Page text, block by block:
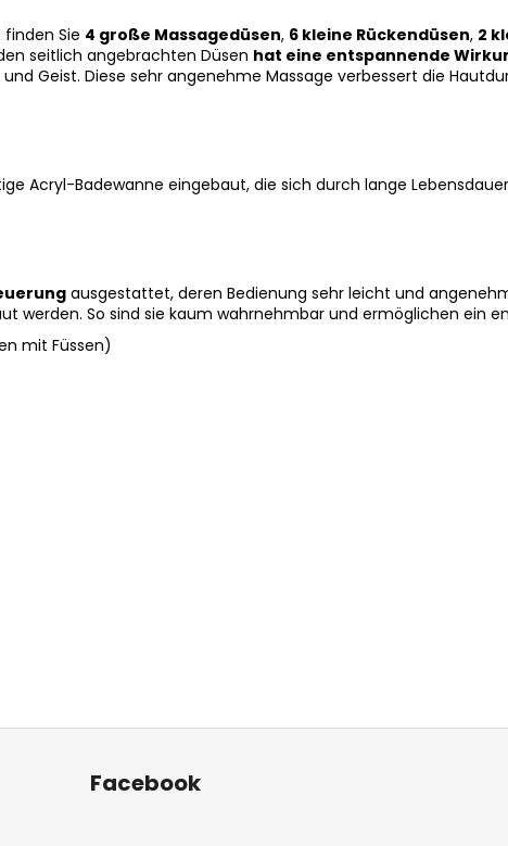
Sie 4 große Massagedüsen, 6 kleine Rückendüsen, 2
seitlich angebrachten Düsen hat eine entspannende
Geist. Diese sehr angenehme Massage verbessert die
Acryl-Badewanne eingebaut, die sich durch lange
ausgestattet, deren Bedienung sehr leicht und
werden. So sind sie kaum wahrnehmbar und ermöglichen ein
mit Füssen)
Facebook